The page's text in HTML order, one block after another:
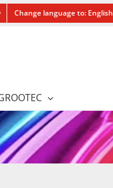
Change language to: English